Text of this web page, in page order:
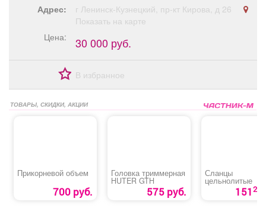
Адрес:
г Ленинск-Кузнецкий, пр-кт Кирова, д 26
Показать на карте
Цена:
30 000 руб.
В избранное
ТОВАРЫ, СКИДКИ, АКЦИИ
Прикорневой объем
700 руб.
Головка триммерная
HUTER GTH
575 руб.
Сланцы
цельнолитые
15120